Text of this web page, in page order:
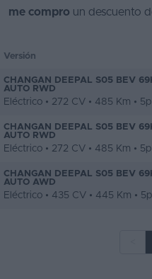
me compro un descuento
Versión
CHANGAN DEEPAL S05 BEV
AUTO RWD
Eléctrico • 272 CV • 485 Km • 5p
CHANGAN DEEPAL S05 BEV
AUTO RWD
Eléctrico • 272 CV • 485 Km • 5p
CHANGAN DEEPAL S05 BEV
AUTO AWD
Eléctrico • 435 CV • 445 Km • 5p